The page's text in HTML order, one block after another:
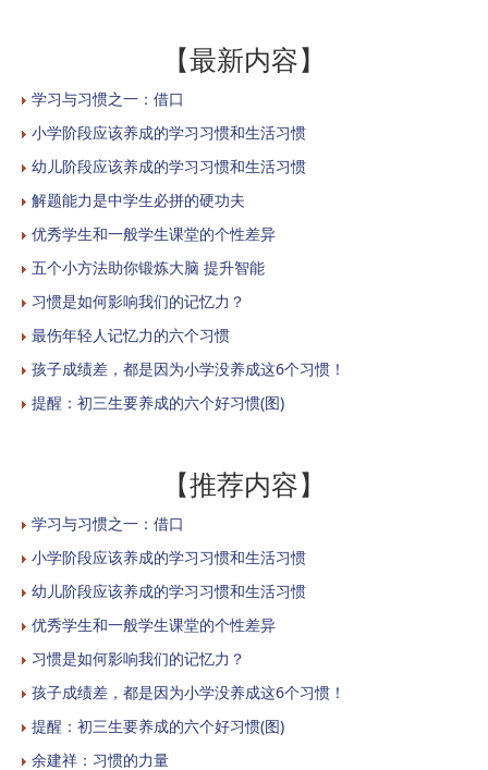
【最新内容】
学习与习惯之一：借口
小学阶段应该养成的学习习惯和生活习惯
幼儿阶段应该养成的学习习惯和生活习惯
解题能力是中学生必拼的硬功夫
优秀学生和一般学生课堂的个性差异
五个小方法助你锻炼大脑 提升智能
习惯是如何影响我们的记忆力？
最伤年轻人记忆力的六个习惯
孩子成绩差，都是因为小学没养成这6个习惯！
提醒：初三生要养成的六个好习惯(图)
【推荐内容】
学习与习惯之一：借口
小学阶段应该养成的学习习惯和生活习惯
幼儿阶段应该养成的学习习惯和生活习惯
优秀学生和一般学生课堂的个性差异
习惯是如何影响我们的记忆力？
孩子成绩差，都是因为小学没养成这6个习惯！
提醒：初三生要养成的六个好习惯(图)
余建祥：习惯的力量